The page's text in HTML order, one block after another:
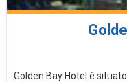
Golden Bay Hotel è